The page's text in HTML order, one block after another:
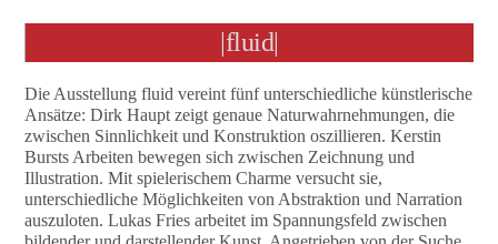
|fluid|
Die Ausstellung fluid vereint fünf unterschiedliche künstlerische
Ansätze: Dirk Haupt zeigt genaue Naturwahrnehmungen, die
zwischen Sinnlichkeit und Konstruktion oszillieren. Kerstin
Bursts Arbeiten bewegen sich zwischen Zeichnung und
Illustration. Mit spielerischem Charme versucht sie,
unterschiedliche Möglichkeiten von Abstraktion und Narration
auszuloten. Lukas Fries arbeitet im Spannungsfeld zwischen